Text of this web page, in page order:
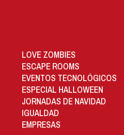
LOVE ZOMBIES
ESCAPE ROOMS
EVENTOS TECNOLÓGICOS
ESPECIAL HALLOWEEN
JORNADAS DE NAVIDAD
IGUALDAD
EMPRESAS